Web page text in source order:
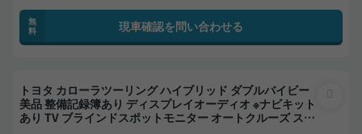
無
料
現車確認を問い合わせる
トヨタ カローラツーリング ハイブリッド ダブルバイビー
美品 整備記録簿あり ディスプレイオーディオ ※ナビキット
あり TV ブラインドスポットモニター オートクルーズ スマ